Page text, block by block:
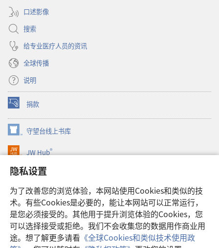
隐私设置
为了改善您的浏览体验，本网站使用Cookies和类似的技
术。有些Cookies是必要的，能让本网站可以正常运行，
是您必须接受的。其他用于提升浏览体验的Cookies，您
可以选择接受或拒绝。我们不会收集您的数据用作商业用
途。想了解更多请看 《全球Cookies和类似技术使用政
口述影像
搜索
给专业医疗人员的资讯
全球传播
说明
捐款
（打
开
新
窗
口）
守望台线上书库
（打
开
新
口）
JW Hub®
（打
开
新
窗
口）
JW Library®
Watchtower Library
Copyright© 2026 Watch Tower Bible and Tract Society of Pennsylvania.